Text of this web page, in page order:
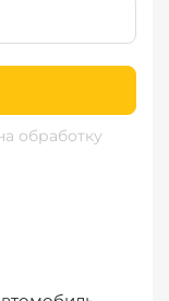
обработку